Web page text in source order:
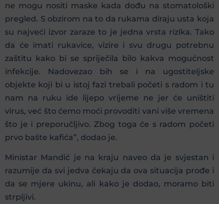
ne mogu nositi maske kada dođu na stomatološki
pregled. S obzirom na to da rukama diraju usta koja
su najveći izvor zaraze to je jedna vrsta rizika. Tako
da će imati rukavice, vizire i svu drugu potrebnu
zaštitu kako bi se spriječila bilo kakva mogućnost
infekcije. Nadovezao bih se i na ugostiteljske
objekte koji bi u istoj fazi trebali početi s radom i tu
nam na ruku ide lijepo vrijeme ne jer će uništiti
virus, već što ćemo moći provoditi vani više vremena
što je i preporučljivo. Zbog toga će s radom početi
prvo bašte kafića”, dodao je.
Ministar Mandić je na kraju naveo da je svjestan i
razumije da svi jedva čekaju da ova situacija prođe i
da se mjere ukinu, ali kako je dodao, moramo biti
strpljivi.